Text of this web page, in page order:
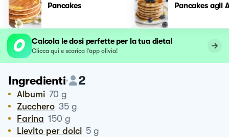
Pancakes Pancakes agli
Calcola le dosi perfette per la tua dieta!
Clicca qui e scarica l’app olivia!
Ingredienti 2
Albumi 70 g
Zucchero 35 g
Farina 150 g
Lievito per dolci 5 g